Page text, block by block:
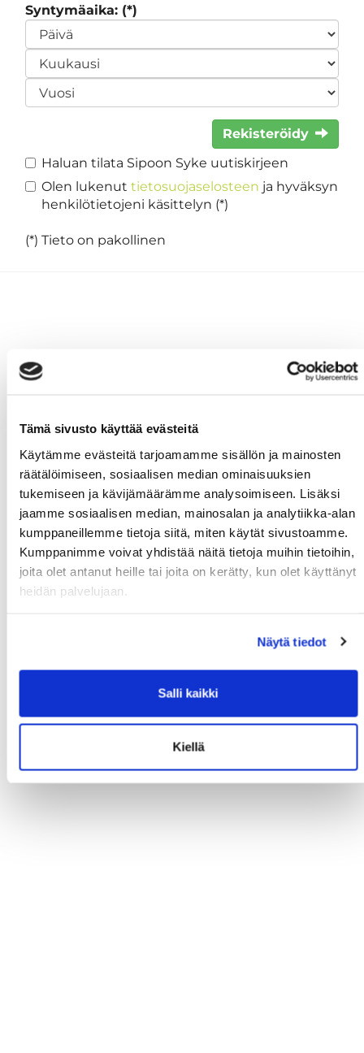
Tämä sivusto käyttää evästeitä
Käytämme evästeitä tarjoamamme sisällön ja mainosten
räätälöimiseen, sosiaalisen median ominaisuuksien
tukemiseen ja kävijämäärämme analysoimiseen. Lisäksi
jaamme sosiaalisen median, mainosalan ja analytiikka-alan
kumppaneillemme tietoja siitä, miten käytät sivustoamme.
Kumppanimme voivat yhdistää näitä tietoja muihin tietoihin,
joita olet antanut heille tai joita on kerätty, kun olet käyttänyt
heidän palvelujaan.
Näytä tiedot
Salli kaikki
Kiellä
Syntymäaika: (*)
Rekisteröidy
Haluan tilata Sipoon Syke uutiskirjeen
Olen lukenut tietosuojaselosteen ja hyväksyn
henkilötietojeni käsittelyn (*)
(*) Tieto on pakollinen